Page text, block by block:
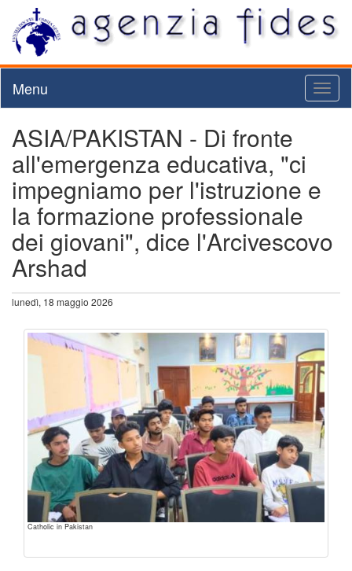
Menu
ASIA/PAKISTAN - Di fronte
all'emergenza educativa, "ci
impegniamo per l'istruzione e
la formazione professionale
dei giovani", dice l'Arcivescovo
Arshad
lunedì, 18 maggio 2026
Catholic in Pakistan